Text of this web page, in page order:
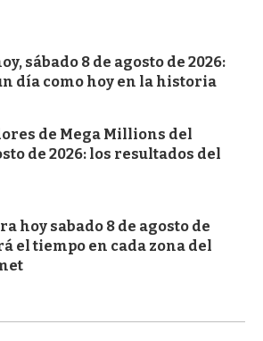
sábado 8 de agosto de 2026:
día como hoy en la historia
de Mega Millions del
de 2026: los resultados del
hoy sabado 8 de agosto de
el tiempo en cada zona del